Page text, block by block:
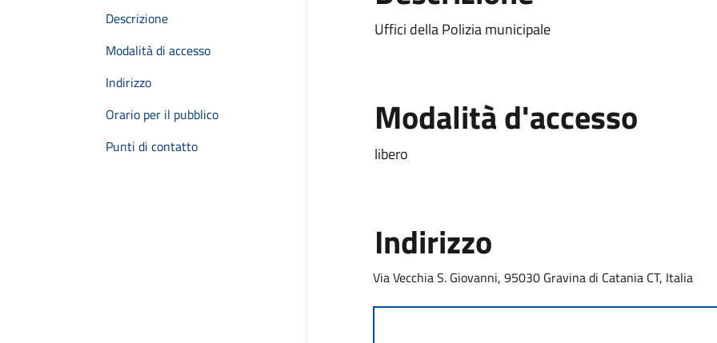
Descrizione
Modalità di accesso
Indirizzo
Orario per il pubblico
Punti di contatto
Uffici della Polizia municipale
Modalità d'accesso
libero
Indirizzo
Via Vecchia S. Giovanni, 95030 Gravina di Catania CT, Italia